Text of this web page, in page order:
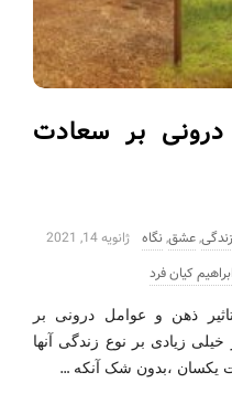
بر سعادت
زندگی,عشق,نگاه
ژانویه 14, 2021
ابراهیم کیان فرد
ذهن و عوامل درونی بر
زیادی بر نوع زندگی آنها
یکسان ،بدون شک آنکه …